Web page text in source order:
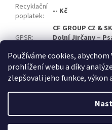
Používáme cookies,
prohlížení webu a díky
zlepšovali jeho funkce,
Recyklační
poplatek: -- Kč
GPSR:
CF GROUP CZ &
Dolní Jirčany –
Copyright 2026